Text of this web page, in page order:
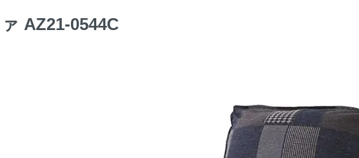
AZ21-0544C